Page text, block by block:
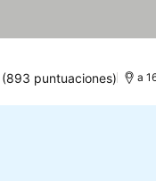
(893 puntuaciones) a